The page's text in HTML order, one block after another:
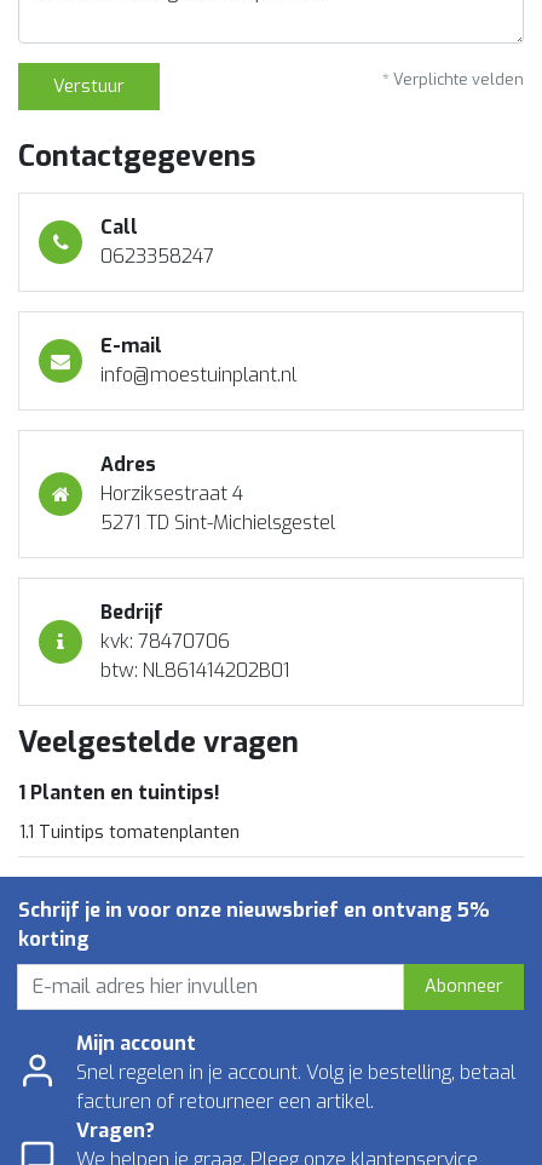
Verstuur * Verplichte velden
Contactgegevens
Call
0623358247
E-mail
info@moestuinplant.nl
Adres
Horziksestraat 4
5271 TD Sint-Michielsgestel
Bedrijf
kvk: 78470706
btw: NL861414202B01
Veelgestelde vragen
1 Planten en tuintips!
1.1 Tuintips tomatenplanten
Schrijf je in voor onze nieuwsbrief en ontvang 5%
korting
Abonneer
Mijn account
Snel regelen in je account. Volg je bestelling, betaal
facturen of retourneer een artikel.
Vragen?
We helpen je graag. Pleeg onze klantenservice